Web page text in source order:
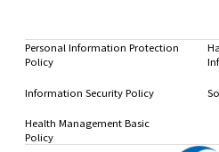
Personal Information Protection
Policy
Information Security Policy
Health Management Basic
Policy